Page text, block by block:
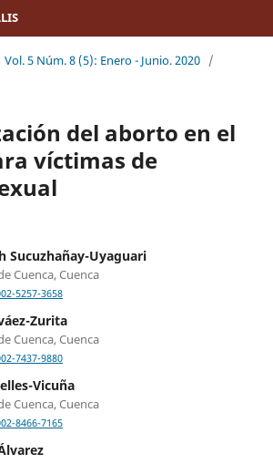
Vol. 5 Núm. 8 (5): Enero - Junio. 2020 /
del aborto en el
víctimas de
Sucuzhañay-Uyaguari
Cuenca, Cuenca
5257-3658
Zurita
Cuenca, Cuenca
7437-9880
Vicuña
Cuenca, Cuenca
8466-7165